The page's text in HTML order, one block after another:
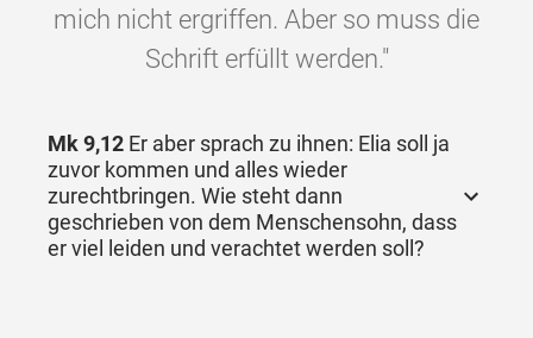
mich nicht ergriffen. Aber so muss die
Schrift erfüllt werden."
Mk 9,12 Er aber sprach zu ihnen: Elia soll ja
zuvor kommen und alles wieder
zurechtbringen. Wie steht dann
geschrieben von dem Menschensohn, dass
er viel leiden und verachtet werden soll?